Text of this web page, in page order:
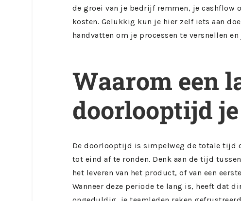
de groei van je bedrijf remmen, je cashflow
kosten. Gelukkig kun je hier zelf iets aan
handvatten om je processen te versnellen
Waarom een
doorlooptijd
De doorlooptijd is simpelweg de totale tijd
tot eind af te ronden. Denk aan de tijd
het leveren van het product, of van een
Wanneer deze periode te lang is, heeft dat